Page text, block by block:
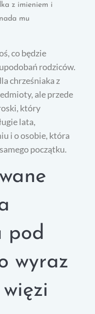
z imieniem i
mu
co będzie
rodziców.
chrześniaka z
ale przede
który
lata,
i o osobie, która
początku.
pod
wyraz